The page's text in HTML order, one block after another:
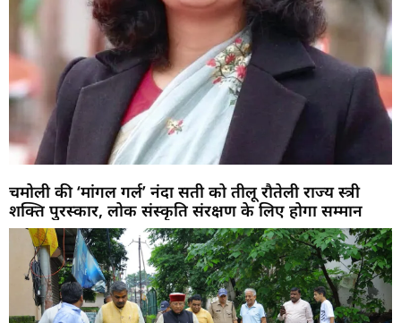
चमोली की ‘मांगल गर्ल’ नंदा सती को तीलू रौतेली राज्य स्त्री
शक्ति पुरस्कार, लोक संस्कृति संरक्षण के लिए होगा सम्मान